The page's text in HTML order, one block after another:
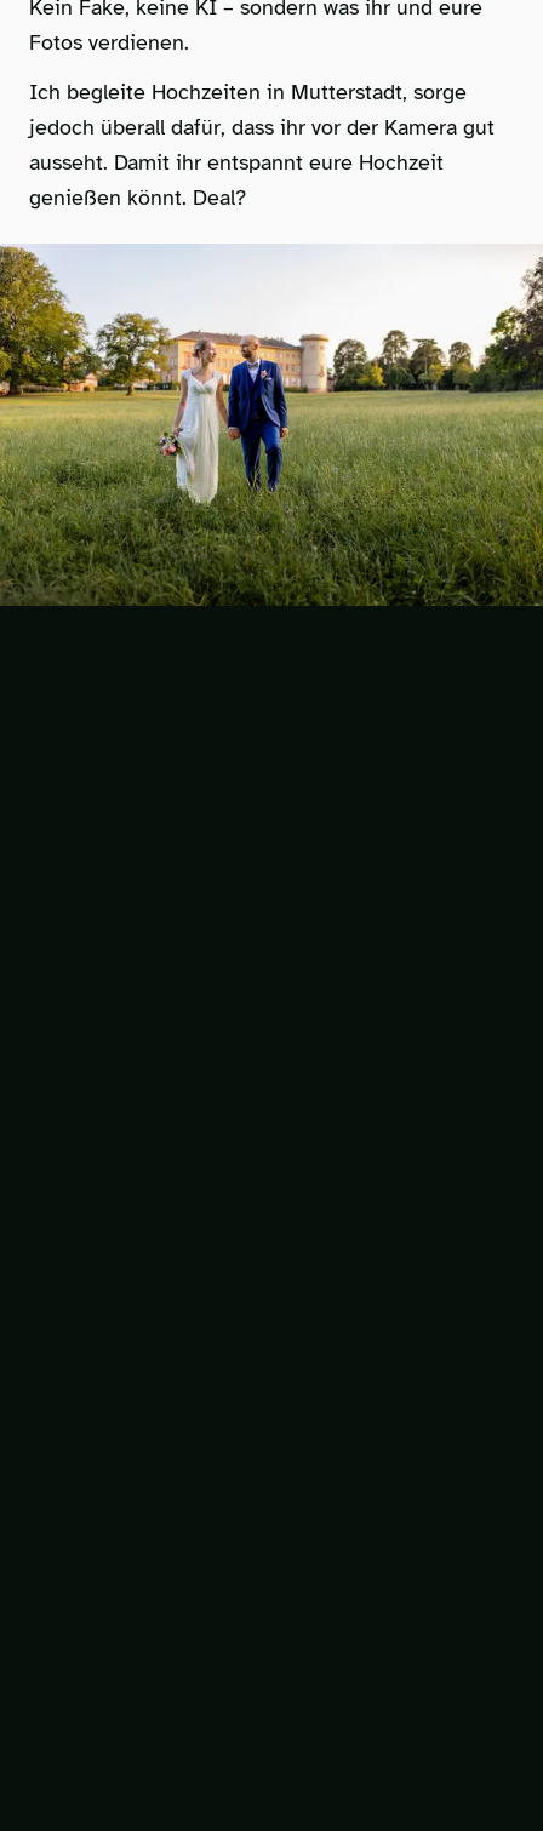
Kein Fake, keine KI – sondern was ihr und eure
Fotos verdienen.
Ich begleite Hochzeiten in Mutterstadt, sorge
jedoch überall dafür, dass ihr vor der Kamera gut
ausseht. Damit ihr entspannt eure Hochzeit
genießen könnt. Deal?